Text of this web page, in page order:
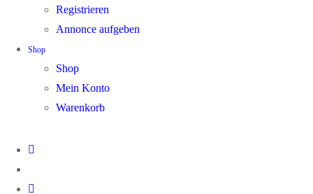
Registrieren
Annonce aufgeben
Shop
Shop
Mein Konto
Warenkorb